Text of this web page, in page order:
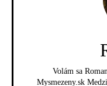
Volám sa
Mysmezeny.sk